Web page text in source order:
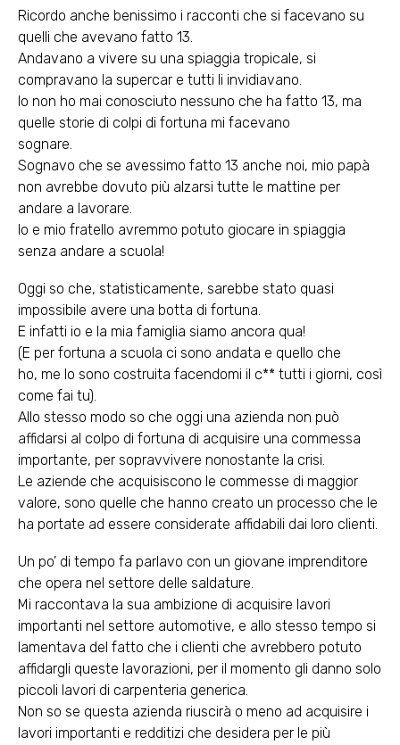
Ricordo anche benissimo i racconti che si facevano su
quelli che avevano fatto 13.
Andavano a vivere su una spiaggia tropicale, si
compravano la supercar e tutti li invidiavano.
Io non ho mai conosciuto nessuno che ha fatto 13, ma
quelle storie di colpi di fortuna mi facevano
sognare.
Sognavo che se avessimo fatto 13 anche noi, mio papà
non avrebbe dovuto più alzarsi tutte le mattine per
andare a lavorare.
Io e mio fratello avremmo potuto giocare in spiaggia
senza andare a scuola!
Oggi so che, statisticamente, sarebbe stato quasi
impossibile avere una botta di fortuna.
E infatti io e la mia famiglia siamo ancora qua!
(E per fortuna a scuola ci sono andata e quello che
ho, me lo sono costruita facendomi il c** tutti i giorni, così
come fai tu).
Allo stesso modo so che oggi una azienda non può
affidarsi al colpo di fortuna di acquisire una commessa
importante, per sopravvivere nonostante la crisi.
Le aziende che acquisiscono le commesse di maggior
valore, sono quelle che hanno creato un processo che le
ha portate ad essere considerate affidabili dai loro clienti.
Un po’ di tempo fa parlavo con un giovane imprenditore
che opera nel settore delle saldature.
Mi raccontava la sua ambizione di acquisire lavori
importanti nel settore automotive, e allo stesso tempo si
lamentava del fatto che i clienti che avrebbero potuto
affidargli queste lavorazioni, per il momento gli danno solo
piccoli lavori di carpenteria generica.
Non so se questa azienda riuscirà o meno ad acquisire i
lavori importanti e redditizi che desidera per le più